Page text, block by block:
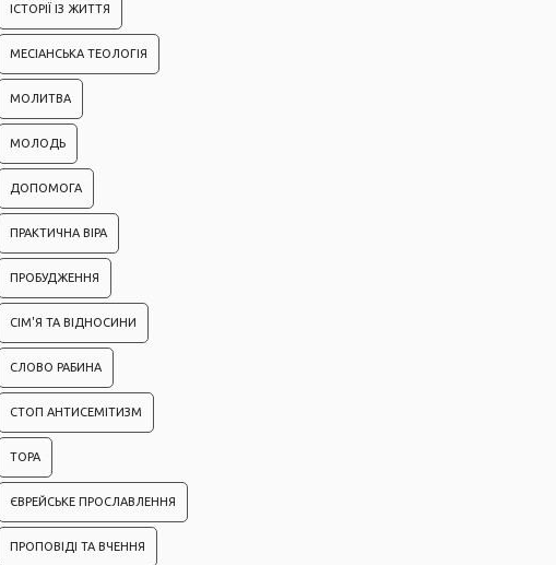
ІСТОРІЇ ІЗ ЖИТТЯ
МЕСІАНСЬКА ТЕОЛОГІЯ
МОЛИТВА
МОЛОДЬ
ДОПОМОГА
ПРАКТИЧНА ВІРА
ПРОБУДЖЕННЯ
СІМ'Я ТА ВІДНОСИНИ
СЛОВО РАБИНА
СТОП АНТИСЕМІТИЗМ
ТОРА
ЄВРЕЙСЬКЕ ПРОСЛАВЛЕННЯ
ПРОПОВІДІ ТА ВЧЕННЯ